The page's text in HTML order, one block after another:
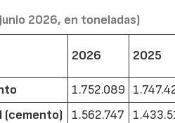
2026, en toneladas)
2026 2025
1.752.089
(cemento)
1.562.747